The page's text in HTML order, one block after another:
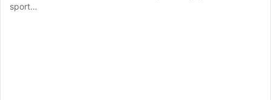
sport…